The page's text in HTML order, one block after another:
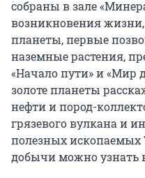
собраны в зале
возникновения
планеты, первые
наземные растения,
«Начало пути» и «Мир
золоте планеты
нефти и пород-
грязевого вулкана и
полезных ископаемых
добычи можно узнать